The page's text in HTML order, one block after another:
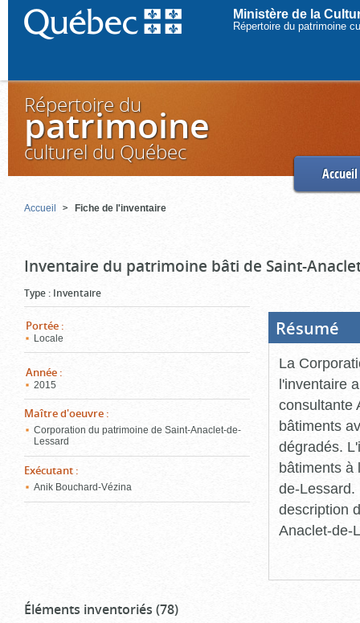
Ministère de la
Répertoire du patrimoine
Répertoire du
patrimoine
culturel du Québec
Accueil
Accueil Fiche de l'inventaire
Inventaire du patrimoine bâti de Saint-
Type : Inventaire
Portée :
Locale
Année :
2015
Maître d'oeuvre :
Corporation du patrimoine de Saint-Anaclet-de-
Lessard
Exécutant :
Anik Bouchard-Vézina
Résumé
La
l'inventaire
consultante
bâtiments
dégradés.
bâtiments à
de-Lessard.
description
Anaclet-de-
Éléments inventoriés (78)